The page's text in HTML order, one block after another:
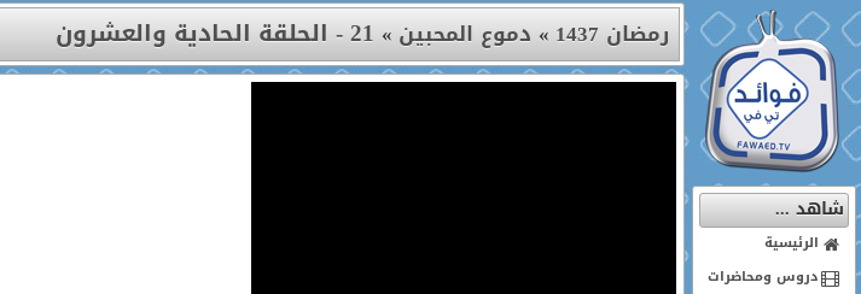
شاهد ...
الرئيسية
دروس ومحاضرات
رمضان 1437 » دموع المحبين »21 - الحلقة الحادية والعشرون